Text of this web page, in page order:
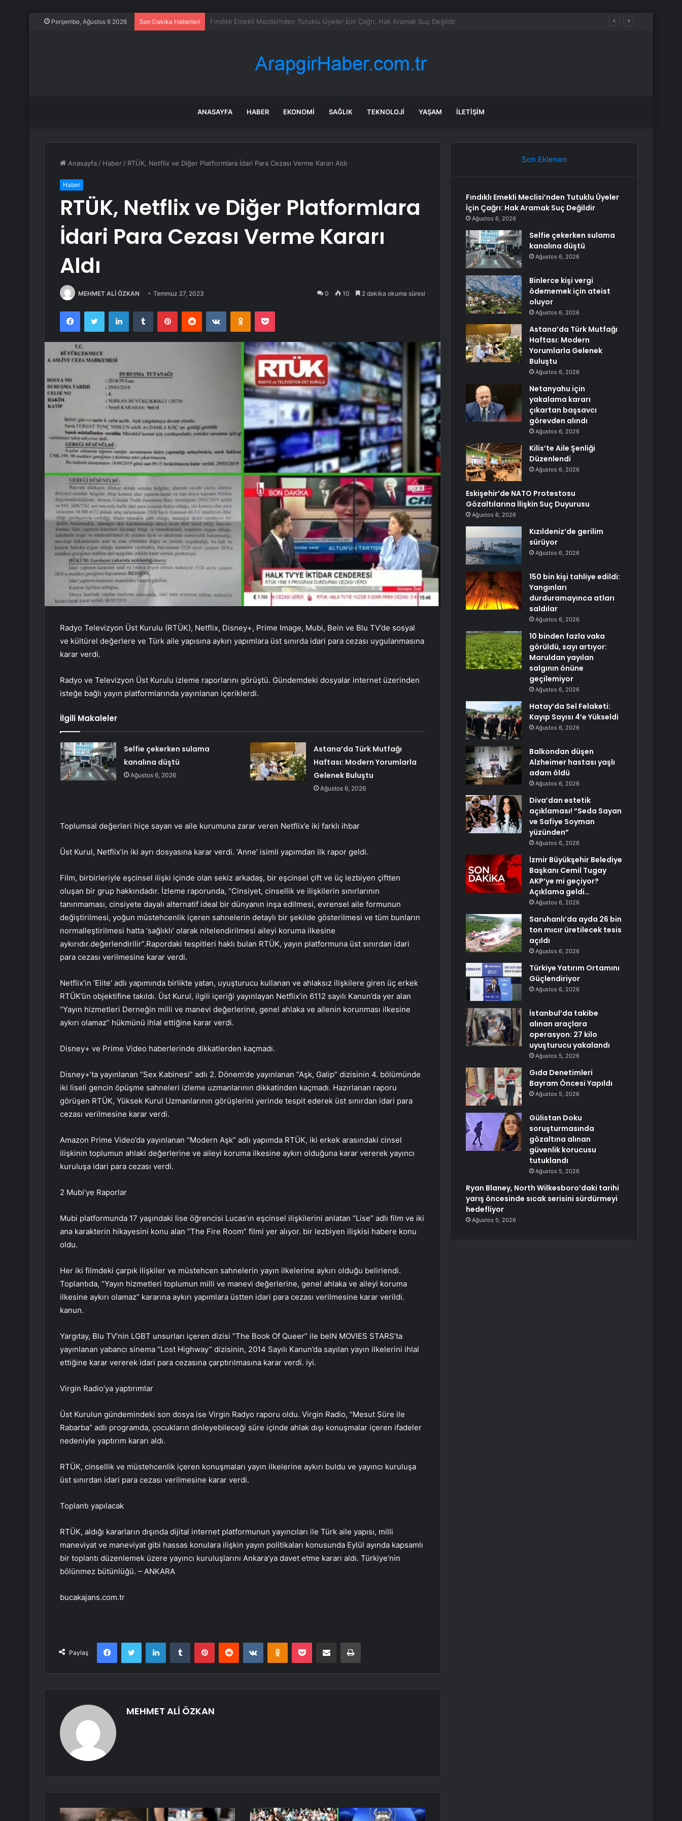
Perşembe, Ağustos 6 2026 Son Dakika Haberleri Selfie çekerken sulama kanalına düştü
ANASAYFA HABER EKONOMI SAĞLIK TEKNOLOJI YAŞAM İLETIŞIM
Anasayfa / Haber / RTÜK, Netflix ve Diğer Platformlara İdari Para Cezası Verme Kararı Aldı
Haber
RTÜK, Netflix ve Diğer Platformlara
İdari Para Cezası Verme Kararı
Aldı
MEHMET ALİ ÖZKAN Temmuz 27, 2023 0 10 2 dakika okuma süresi
FacebookTwitter LinkedInTumblr PinterestReddit VKontakteOdnoklassniki
Pocket
Radyo Televizyon Üst Kurulu (RTÜK), Netflix, Disney+, Prime Image, Mubi, Bein ve Blu TV’de sosyal
ve kültürel değerlere ve Türk aile yapısına aykırı yapımlara üst sınırda idari para cezası uygulanmasına
karar verdi.
Radyo ve Televizyon Üst Kurulu izleme raporlarını görüştü. Gündemdeki dosyalar internet üzerinden
isteğe bağlı yayın platformlarında yayınlanan içeriklerdi.
İlgili Makaleler
Selfie çekerken sulama
kanalına düştü
Ağustos 6, 2026
Astana’da Türk Mutfağı
Haftası: Modern Yorumlarla
Gelenek Buluştu
Ağustos 6, 2026
Toplumsal değerleri hiçe sayan ve aile kurumuna zarar veren Netflix’e iki farklı ihbar
Üst Kurul, Netflix’in iki ayrı dosyasına karar verdi. ‘Anne’ isimli yapımdan ilk rapor geldi.
Film, birbirleriyle eşcinsel ilişki içinde olan sekiz arkadaş, bir eşcinsel çift ve üç lezbiyen çiftten
oluşan bir grup hakkındadır. İzleme raporunda, “Cinsiyet, cinsellik ve ilişkilerin sınırlarının
tanınmaması, cinsiyete dayalı alternatif ideal bir dünyanın inşa edilmesi, evrensel aile formunun
değiştirilmesi, yoğun müstehcenlik içeren sahnelerin detaylı bir şekilde gösterilmesi ve tüm bunların
normalleştirilmesi hatta ‘sağlıklı’ olarak nitelendirilmesi aileyi koruma ilkesine
aykırıdır.değerlendirilir”.Rapordaki tespitleri haklı bulan RTÜK, yayın platformuna üst sınırdan idari
para cezası verilmesine karar verdi.
Netflix’in ‘Elite’ adlı yapımında birlikte yatan, uyuşturucu kullanan ve ahlaksız ilişkilere giren üç erkek
RTÜK’ün objektifine takıldı. Üst Kurul, ilgili içeriği yayınlayan Netflix’in 6112 sayılı Kanun’da yer alan
“Yayın hizmetleri Derneğin milli ve manevi değerlerine, genel ahlaka ve ailenin korunması ilkesine
aykırı olamaz” hükmünü ihlal ettiğine karar verdi.
Disney+ ve Prime Video haberlerinde dikkatlerden kaçmadı.
Disney+’ta yayınlanan “Sex Kabinesi” adlı 2. Dönem’de yayınlanan “Aşk, Galip” dizisinin 4. bölümünde
iki liseli gencin öpüşme sahneleri izleme uzmanlarının dikkatinden kaçmadı. Hazırlanan raporu
görüşen RTÜK, Yüksek Kurul Uzmanlarının görüşlerini yerinde tespit ederek üst sınırdan idari para
cezası verilmesine karar verdi.
Amazon Prime Video’da yayınlanan “Modern Aşk” adlı yapımda RTÜK, iki erkek arasındaki cinsel
ilişkinin toplumun ahlaki değerlerine ve aileyi koruma ilkesine aykırı olduğuna karar vererek yayıncı
kuruluşa idari para cezası verdi.
2 Mubi’ye Raporlar
Mubi platformunda 17 yaşındaki lise öğrencisi Lucas’ın eşcinsel ilişkilerini anlatan “Lise” adlı film ve iki
ana karakterin hikayesini konu alan “The Fire Room” filmi yer alıyor. bir lezbiyen ilişkisi habere konu
oldu.
Her iki filmdeki çarpık ilişkiler ve müstehcen sahnelerin yayın ilkelerine aykırı olduğu belirlendi.
Toplantıda, “Yayın hizmetleri toplumun milli ve manevi değerlerine, genel ahlaka ve aileyi koruma
ilkesine aykırı olamaz” kararına aykırı yapımlara üstten idari para cezası verilmesine karar verildi.
kanun.
Yargıtay, Blu TV’nin LGBT unsurları içeren dizisi “The Book Of Queer” ile beIN MOVIES STARS’ta
yayınlanan yabancı sinema “Lost Highway” dizisinin, 2014 Sayılı Kanun’da sayılan yayın ilkelerini ihlal
ettiğine karar vererek idari para cezasına çarptırılmasına karar verdi. iyi.
Virgin Radio’ya yaptırımlar
Üst Kurulun gündemindeki son dosya ise Virgin Radyo raporu oldu. Virgin Radio, “Mesut Süre ile
Rabarba” adlı programda, çocukların dinleyebileceği süre içinde ahlak dışı konuşmalar içeren ifadeler
nedeniyle yaptırım kararı aldı.
RTÜK, cinsellik ve müstehcenlik içeren konuşmaları yayın ilkelerine aykırı buldu ve yayıncı kuruluşa
üst sınırdan idari para cezası verilmesine karar verdi.
Toplantı yapılacak
RTÜK, aldığı kararların dışında dijital internet platformunun yayıncıları ile Türk aile yapısı, milli
maneviyat ve maneviyat gibi hassas konulara ilişkin yayın politikaları konusunda Eylül ayında kapsamlı
bir toplantı düzenlemek üzere yayıncı kuruluşlarını Ankara’ya davet etme kararı aldı. Türkiye’nin
bölünmez bütünlüğü. – ANKARA
bucakajans.com.tr
Paylaş
FacebookTwitter LinkedInTumblr PinterestReddit VKontakteOdnoklassniki
Pocket E-Posta ile paylaş Yazdır
MEHMET ALİ ÖZKAN
Son Eklenen
Fındıklı Emekli Meclisi’nden Tutuklu Üyeler
İçin Çağrı: Hak Aramak Suç Değildir
Ağustos 6, 2026
Selfie çekerken sulama
kanalına düştü
Ağustos 6, 2026
Binlerce kişi vergi
ödememek için ateist
oluyor
Ağustos 6, 2026
Astana’da Türk Mutfağı
Haftası: Modern
Yorumlarla Gelenek
Buluştu
Ağustos 6, 2026
Netanyahu için
yakalama kararı
çıkartan başsavcı
görevden alındı
Ağustos 6, 2026
Kilis’te Aile Şenliği
Düzenlendi
Ağustos 6, 2026
Eskişehir’de NATO Protestosu
Gözaltılarına İlişkin Suç Duyurusu
Ağustos 6, 2026
Kızıldeniz’de gerilim
sürüyor
Ağustos 6, 2026
150 bin kişi tahliye edildi:
Yangınları
durduramayınca atları
saldılar
Ağustos 6, 2026
10 binden fazla vaka
görüldü, sayı artıyor:
Maruldan yayılan
salgının önüne
geçilemiyor
Ağustos 6, 2026
Hatay’da Sel Felaketi:
Kayıp Sayısı 4’e Yükseldi
Ağustos 6, 2026
Balkondan düşen
Alzheimer hastası yaşlı
adam öldü
Ağustos 6, 2026
Diva’dan estetik
açıklaması! “Seda Sayan
ve Safiye Soyman
yüzünden”
Ağustos 6, 2026
İzmir Büyükşehir Belediye
Başkanı Cemil Tugay
AKP’ye mi geçiyor?
Açıklama geldi…
Ağustos 6, 2026
Saruhanlı’da ayda 26 bin
ton mıcır üretilecek tesis
açıldı
Ağustos 6, 2026
Türkiye Yatırım Ortamını
Güçlendiriyor
Ağustos 6, 2026
İstanbul’da takibe
alınan araçlara
operasyon: 27 kilo
uyuşturucu yakalandı
Ağustos 5, 2026
Gıda Denetimleri
Bayram Öncesi Yapıldı
Ağustos 5, 2026
Gülistan Doku
soruşturmasında
gözaltına alınan
güvenlik korucusu
tutuklandı
Ağustos 5, 2026
Ryan Blaney, North Wilkesboro’daki tarihi
yarış öncesinde sıcak serisini sürdürmeyi
hedefliyor
Ağustos 5, 2026